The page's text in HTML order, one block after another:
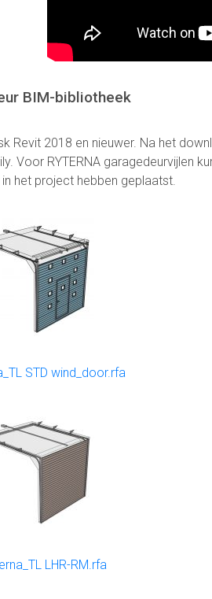
Upload
bestand
BIM-bibliotheek
Revit 2018 en nieuwer. Na het
RYTERNA garagedeurvijlen
het project hebben geplaatst.
STD wind_door.rfa
LHR-RM.rfa